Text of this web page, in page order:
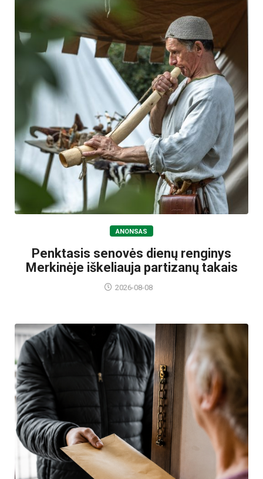
ANONSAS
Penktasis senovės dienų renginys
Merkinėje iškeliauja partizanų takais
2026-08-08